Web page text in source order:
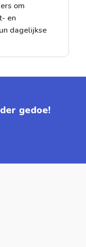
om
en
dagelijkse
gedoe!